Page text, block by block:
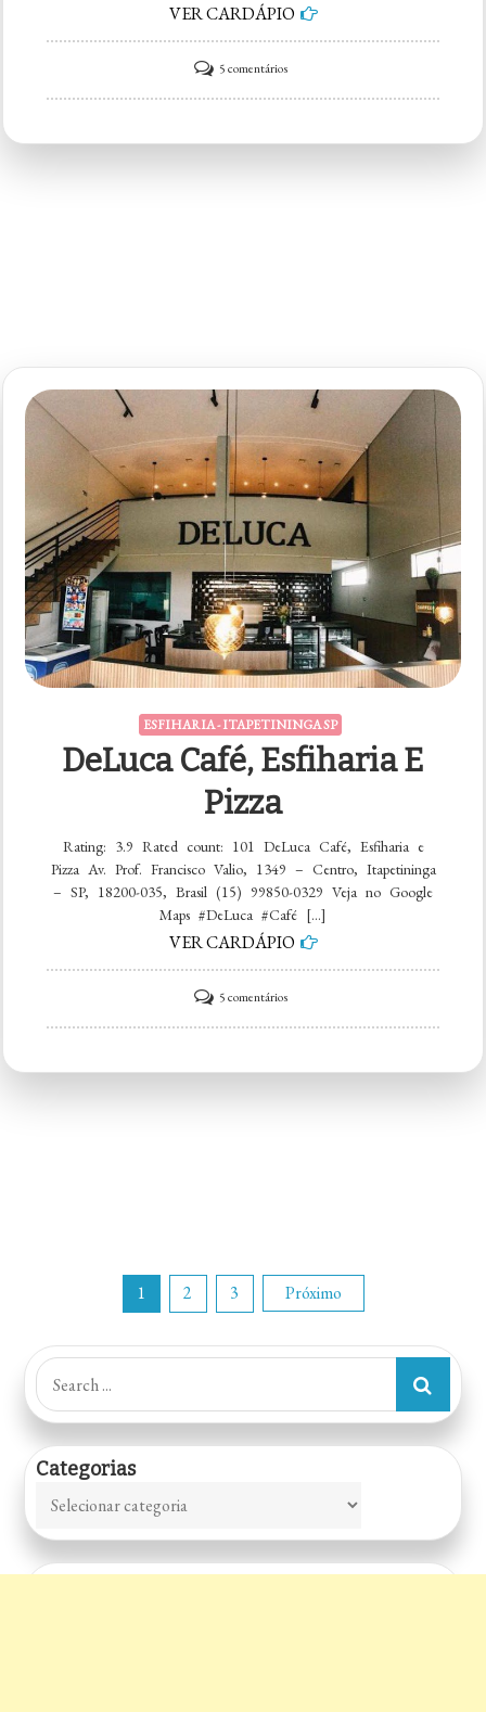
VER CARDÁPIO
5 comentáriosem
D’Napoli
ESFIHARIA - ITAPETININGA SP
DeLuca Café, Esfiharia E
Pizza
Rating: 3.9 Rated count: 101 DeLuca Café, Esfiharia e
Pizza Av. Prof. Francisco Valio, 1349 – Centro, Itapetininga
– SP, 18200-035, Brasil (15) 99850-0329 Veja no Google
Maps #DeLuca #Café […]
VER CARDÁPIO
5 comentáriosem
DeLuca
Paginação
de
posts
1 2 3 Próximo
Search
for:
Categorias
Categorias